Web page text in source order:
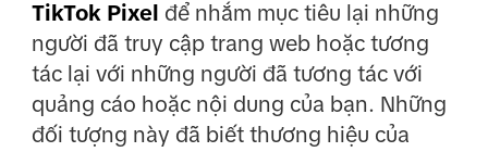
TikTok Pixel để nhắm mục tiêu lại những
người đã truy cập trang web hoặc tương
tác lại với những người đã tương tác với
quảng cáo hoặc nội dung của bạn. Những
đối tượng này đã biết thương hiệu của